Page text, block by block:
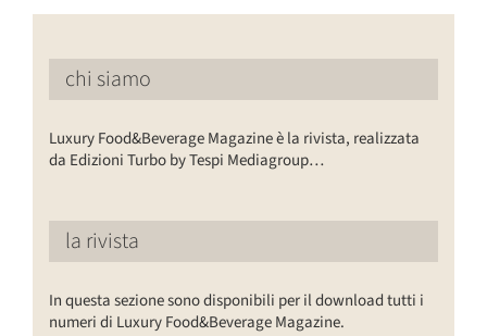
chi siamo
Luxury Food&Beverage Magazine è la rivista, realizzata
da Edizioni Turbo by Tespi Mediagroup…
la rivista
In questa sezione sono disponibili per il download tutti i
numeri di Luxury Food&Beverage Magazine.